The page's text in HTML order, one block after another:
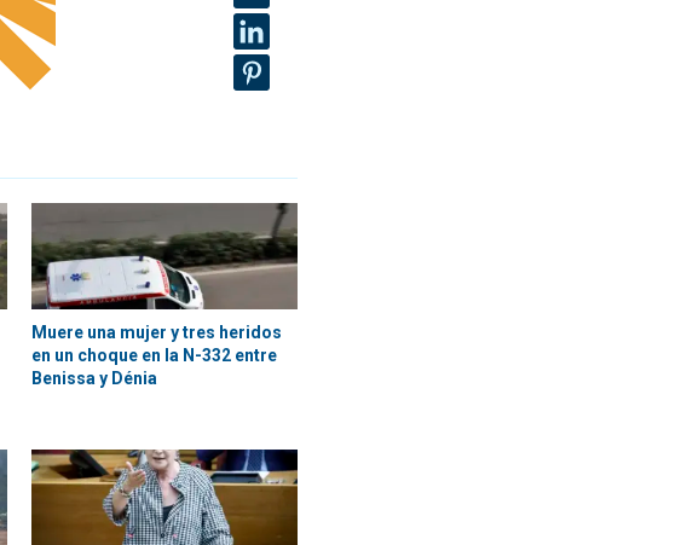
Muere una mujer y tres heridos
en un choque en la N-332 entre
Benissa y Dénia